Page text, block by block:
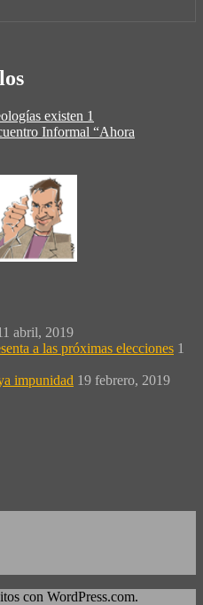
existen 1
Informal “Ahora
abril, 2019
a las próximas elecciones 1
impunidad 19 febrero, 2019
con WordPress.com.